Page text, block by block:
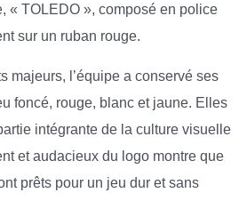
« TOLEDO », composé en police
sur un ruban rouge.
majeurs, l’équipe a conservé ses
foncé, rouge, blanc et jaune. Elles
intégrante de la culture visuelle
et audacieux du logo montre que
prêts pour un jeu dur et sans